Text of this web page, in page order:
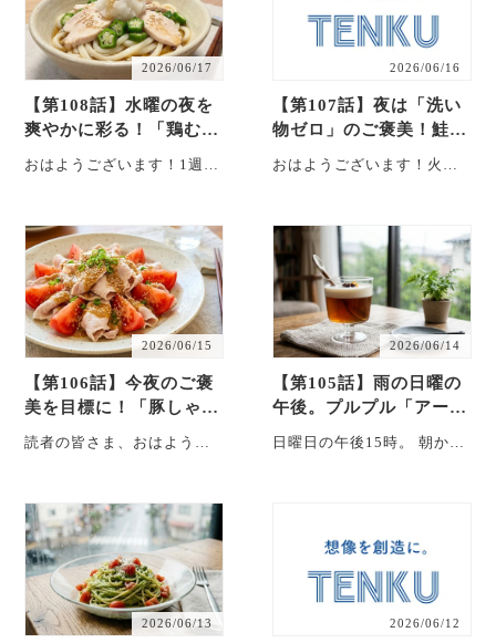
2026/06/17
【第108話】水曜の夜を
爽やかに彩る！「鶏むね
肉とオクラの梅おろしう
どん」
おはようございます！1週間
頃ですが、今日の夜は
「サ・・・
2026/06/16
【第107話】夜は「洗い
物ゼロ」のご褒美！鮭と
しめじのレモンバターホ
イル焼き
おはようございます！火曜
ライパンを洗う気分じゃ
な・・・
2026/06/15
【第106話】今夜のご褒
美を目標に！「豚しゃぶ
とトマトの中華風ごまダ
読者の皆さま、おはようご
重かったりするかもしれ
ま・・・
2026/06/14
【第105話】雨の日曜の
午後。プルプル「アール
グレイのミルクティーゼ
日曜日の午後15時。 朝から
2026/06/13 2026/06/12